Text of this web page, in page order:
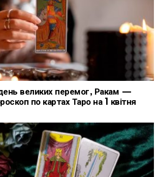
великих перемог, Ракам —
по картах Таро на 1 квітня